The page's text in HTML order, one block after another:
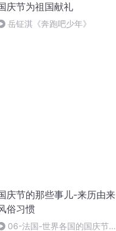
庆节为祖国献礼
岳钲淇《奔跑吧少年》
庆节的那些事儿-来历由来
俗习惯
06-法国-世界各国的国庆节-